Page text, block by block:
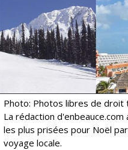
Photo: Photos libres de droit
La rédaction
les plus prisées pour Noël
voyage locale.